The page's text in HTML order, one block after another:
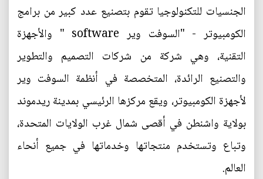
الجنسيات للتكنولوجيا تقوم بتصنيع عدد كبير من برامج
الكومبيوتر - "السوفت وير software " والأجهزة
التقنية، وهي شركة من شركات التصميم والتطوير
والتصنيع الرائدة، المتخصصة في أنظمة السوفت وير
لأجهزة الكومبيوتر، ويقع مركزها الرئيسي بمدينة ريدموند
بولاية واشنطن في أقصى شمال غرب الولايات المتحدة،
وتباع وتستخدم منتجاتها وخدماتها في جميع أنحاء
العالم.